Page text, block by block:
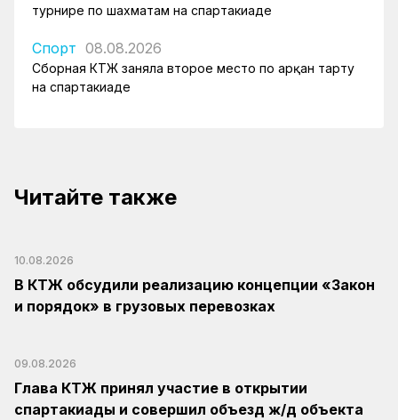
турнире по шахматам на спартакиаде
Спорт 08.08.2026
Сборная КТЖ заняла второе место по арқан тарту
на спартакиаде
Читайте также
10.08.2026
В КТЖ обсудили реализацию концепции «Закон
и порядок» в грузовых перевозках
09.08.2026
Глава КТЖ принял участие в открытии
спартакиады и совершил объезд ж/д объекта